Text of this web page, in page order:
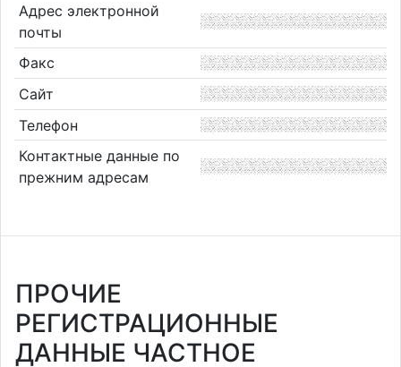
Адрес электронной
почты
Факс
Сайт
Телефон
Контактные данные по
прежним адресам
ПРОЧИЕ
РЕГИСТРАЦИОННЫЕ
ДАННЫЕ ЧАСТНОЕ